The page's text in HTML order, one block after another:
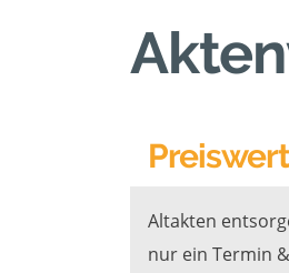
Preiswert
Altakten
nur ein Termin